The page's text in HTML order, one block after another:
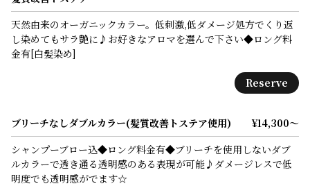
天然由来のオーガニックカラー。低刺激,低ダメージ処方でくり返
し染めてもサラ艶に♪お好きなアロマを選んで下さい◆ロング料
金有[白髪染め]
Reserve
ブリーチなしダブルカラー(髪質改善トステア使用)
¥14,300～
シャンプーブロー込◆ロング料金有◆ブリーチを使用しないダブ
ルカラーで透き通る透明感のある表現が可能♪ダメージレスで低
明度でも透明感がでます☆